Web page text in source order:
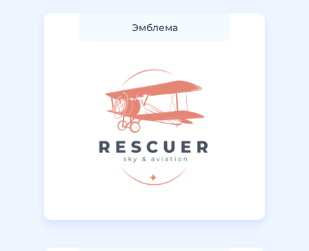
Эмблемa